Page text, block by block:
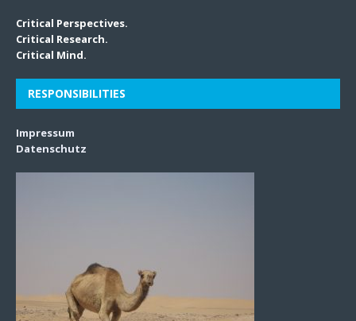
Critical Perspectives.
Critical Research.
Critical Mind.
RESPONSIBILITIES
Impressum
Datenschutz